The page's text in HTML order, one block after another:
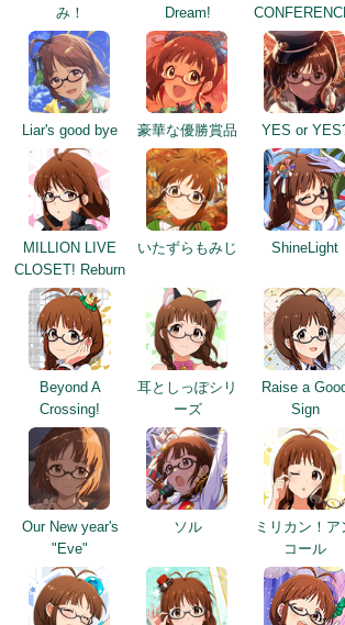
み！
Dream!
Liar's good bye 豪華な優勝賞品 YES or
MILLION LIVE
CLOSET! Reburn
いたずらもみじ ShineLight
Beyond A
Crossing!
耳としっぽシリ
ーズ
Raise a
Sign
Our New year's
"Eve"
ソル
ミリカン！ア
コール